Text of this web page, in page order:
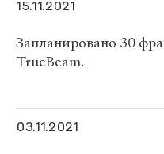
15.11.2021
Запланировано 30
TrueBeam.
03.11.2021